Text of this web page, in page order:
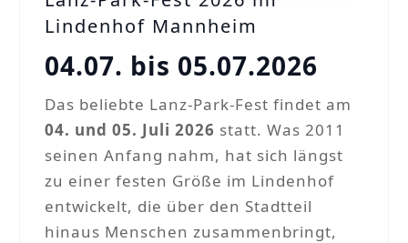
Lindenhof Mannheim
04.07. bis 05.07.2026
Das beliebte Lanz-Park-Fest findet am
04. und 05. Juli 2026 statt. Was 2011
seinen Anfang nahm, hat sich längst
zu einer festen Größe im Lindenhof
entwickelt, die über den Stadtteil
hinaus Menschen zusammenbringt,